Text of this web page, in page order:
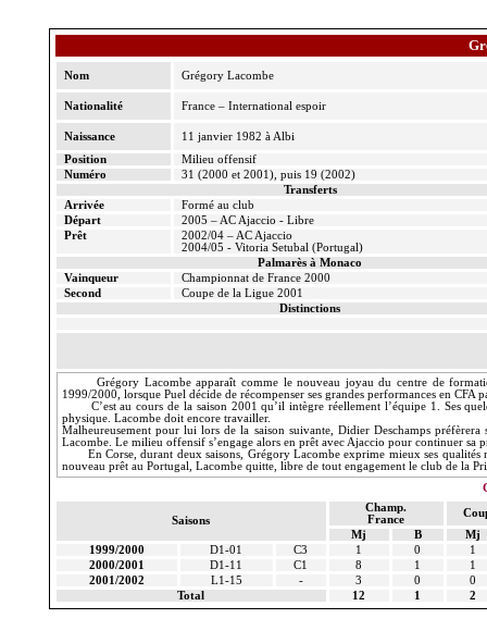
Nom Grégory Lacombe
Nationalité France – International espoir
Naissance
11 janvier 1982 à Albi
Position
Milieu offensif
Numéro
31 (2000 et 2001), puis 19 (2002)
Transferts
Arrivée
Formé au club
Départ
2005 – AC Ajaccio - Libre
Prêt
2002/04 – AC Ajaccio
2004/05 - Vitoria Setubal (Portugal)
Palmarès à Monaco
Vainqueur
Championnat de France 2000
Second
Coupe de la Ligue2001
Distinctions
Grégory Lacombe apparaît comme le nouveau joyau du centre de
1999/2000, lorsque Pueldécide de récompenser ses grandes performances en CFA
C’est au cours de la saison 2001 qu’il intègre réellement l’équipe 1. Ses
physique. Lacombe doit encore travailler.
Malheureusement pour lui lors de la saison suivante, Didier Deschamps préfèrera
Lacombe. Le milieu offensif s’engage alors en prêt avec Ajaccio pour continuer sa
En Corse, durant deux saisons, Grégory Lacombe exprime mieux ses
nouveau prêt au Portugal, Lacombe quitte, libre de tout engagement le club de la
Saisons
Champ.
France
Mj
B
Mj
1999/2000
D1-01 C3 1 0
1
2000/2001
D1-11 C1 8 1
1
2001/2002
L1-15 - 3 0
0
Total
12 1 2